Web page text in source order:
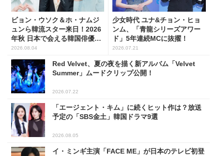
ビョン・ウソク＆ホ・ナムジ
ュンら韓流スター来日！2026
年秋 日本で会える韓国俳優10
人
2026.08.04
少女時代 ユナ&チョン・ヒョ
ンム、「青龍シリーズアワー
ド」5年連続MCに抜擢！
2026.07.21
Red Velvet、夏の夜を描く新アルバム「Velvet
Summer」ムードクリップ公開！
2026.07.22
「エージェント・キム」に続くヒット作は？放送
予定の「SBS金土」韓国ドラマ9選
2026.08.05
イ・ミンギ主演「FACE ME」が日本のテレビ初登